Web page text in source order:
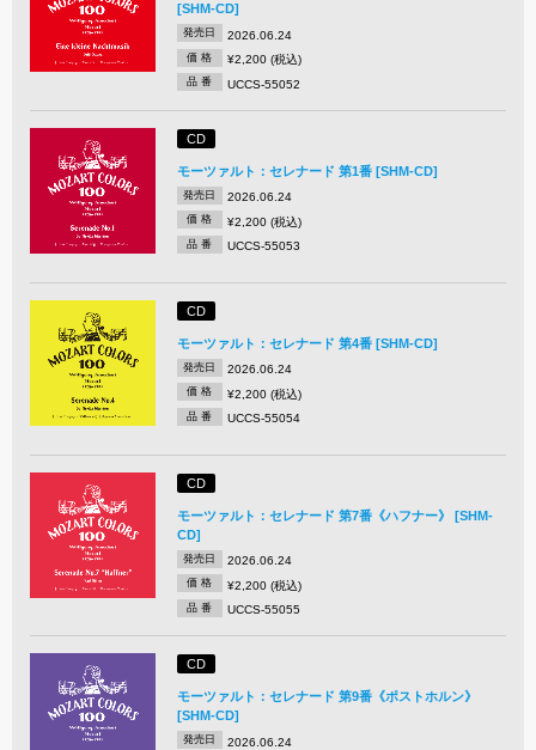
[SHM-CD]
発売日 2026.06.24
価 格 ¥2,200 (税込)
品 番 UCCS-55052
CD
モーツァルト：セレナード 第1番 [SHM-CD]
発売日 2026.06.24
価 格 ¥2,200 (税込)
品 番 UCCS-55053
CD
モーツァルト：セレナード 第4番 [SHM-CD]
発売日 2026.06.24
価 格 ¥2,200 (税込)
品 番 UCCS-55054
CD
モーツァルト：セレナード 第7番《ハフナー》 [SHM-
CD]
発売日 2026.06.24
価 格 ¥2,200 (税込)
品 番 UCCS-55055
CD
モーツァルト：セレナード 第9番《ポストホルン》
[SHM-CD]
発売日 2026.06.24